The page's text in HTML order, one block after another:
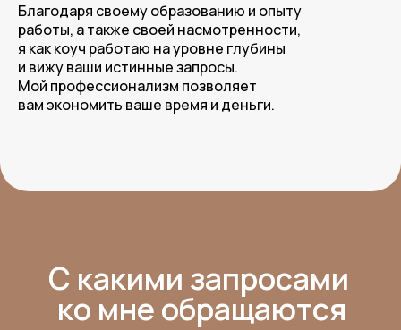
Благодаря своему образованию и опыту
работы, а также своей насмотренности,
я как коуч работаю на уровне глубины
и вижу ваши истинные запросы.
Мой профессионализм позволяет
вам экономить ваше время и деньги.
С какими запросами
ко мне обращаются